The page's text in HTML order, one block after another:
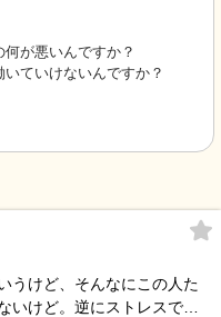
が悪いんですか？
ていけないんですか？
うけど、そんなにこの人た
いけど。逆にストレスで